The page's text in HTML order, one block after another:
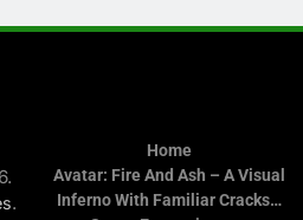
.
Home
Avatar: Fire And Ash – A Visual
Inferno With Familiar Cracks…